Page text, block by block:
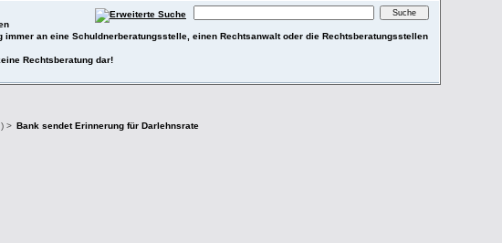
an eine Schuldnerberatungsstelle, einen Rechtsanwalt oder die Rechtsberatungsstellen
Rechtsberatung dar!
) > Bank sendet Erinnerung für Darlehnsrate